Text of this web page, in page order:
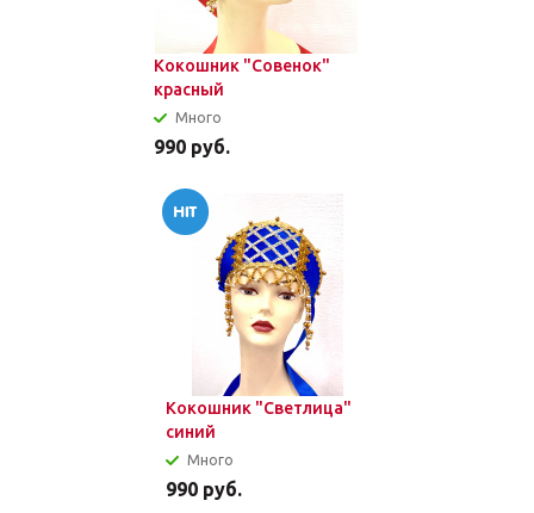
Кокошник "Совенок"
красный
Много
990 руб.
Кокошник "Светлица"
синий
Много
990 руб.